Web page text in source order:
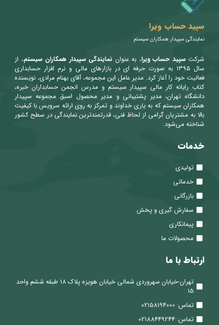
سپید حساب ویرا
نمایندگی سپیدار همکاران سیستم
شرکتسپید حساب ویرا، به عنوان نمایندگی سپیدار همکاران سیستم، از
سال ۱۳۹۵ به صورت حرفه ای در بازارهای مالی و نرم افزار حسابداری
فعالیت خود را آغاز کرد. مدیر عامل این مجموعه، آقای بهنام مرادی، نویسنده
کتاب رایانه کار مالی سپیدار سیستم و مدرس انجمن حسابداران خبره،
دانشگاه تهران، مدیر پشتیبانی و مدیر محصول اسبق مجموعه سپیدار
همکاران سیستم که به یاری خداوند و تمرکز به روی ارائه سرویس با کیفیت
بالا به مشتریان گرامی از لحاظ فنی، قدرتمندترین نمایندگی در سطح کشور
شناخته می‌شود.
خدمات
تولیدی
خدماتی
بازرگانی
سفارش گیری و پخش
پیمانکاری
محصولات ما
ارتباط با ما
تهران-خیابان سهروردی شمالی خیابان هویزه پلاک 18 طبقه ششم واحد
15
تماس: 02158194000
تماس: 02188449244